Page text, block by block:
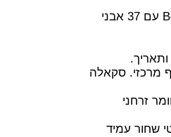
המנגנון מכני אוטומטי caliber 301 של Bell & Ross עם 37 אבני
3 ותאריך.
מרכזי. סקאלה
עמיד